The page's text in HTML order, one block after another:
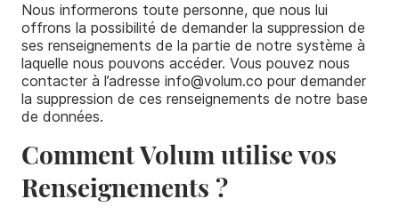
Nous informerons toute personne, que nous lui
offrons la possibilité de demander la suppression de
ses renseignements de la partie de notre système à
laquelle nous pouvons accéder. Vous pouvez nous
contacter à l’adresse info@volum.co pour demander
la suppression de ces renseignements de notre base
de données.
Comment Volum utilise vos
Renseignements ?